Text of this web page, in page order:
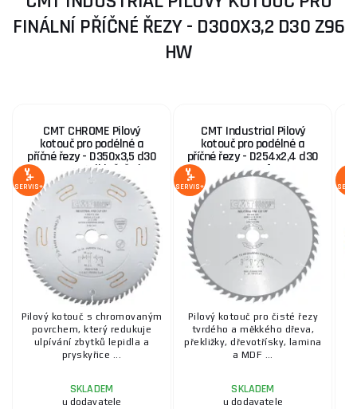
FINÁLNÍ PŘÍČNÉ ŘEZY - D300X3,2 D30 Z96
HW
CMT CHROME Pilový
kotouč pro podélné a
příčné řezy - D350x3,5 d30
Z84 HW Odhlučněný
SERVIS+
Pilový kotouč s chromovaným
povrchem, který redukuje
ulpívání zbytků lepidla a
pryskyřice ...
SKLADEM
u dodavatele
CMT Industrial Pilový
kotouč pro podélné a
příčné řezy - D254x2,4 d30
Z48 HW -5°Neg
SERVIS+
Pilový kotouč pro čisté řezy
tvrdého a měkkého dřeva,
překližky, dřevotřísky, lamina
a MDF ...
SKLADEM
u dodavatele